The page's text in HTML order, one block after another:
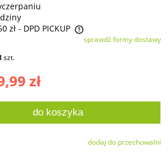
zł - DPD PICKUP
kosztów płatnościsprawdź formy dostawy
szt.
zł
do koszyka
dodaj do przechowalni